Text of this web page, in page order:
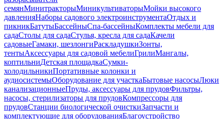
семянМинитракторыМиникультиваторыМойки высокого
давленияНаборы садового электроинструментаОтдых и
пикникБатутыБассейныСпа-бассейныКомплекты мебели для
садаСтолы для садаСтулья, кресла для садаКачели
садовыеГамаки, шезлонгиРаскладушкиЗонты,
тентыАксессуары для садовой мебелиГрилиМангалы,
коптильниДетская площадкаСумки-
холодильникиПортативные колонки и
аудиосистемыОборудование для участкаБытовые насосыЛюки
канализационныеПруды, аксессуары для прудовФильтры,
насосы, стерилизаторы для прудовКомпрессоры для
прудовСтанции биологической очисткиЗапчасти и
комплектующие для оборудованияБлагоустройство